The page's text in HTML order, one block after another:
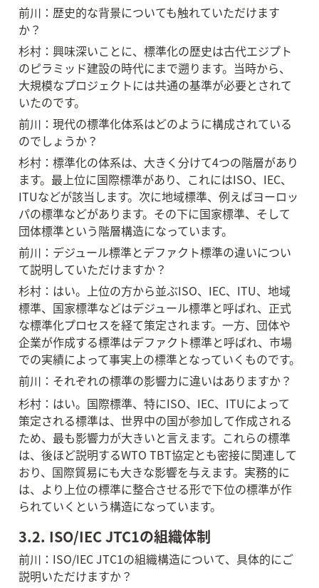
前川：歴史的な背景についても触れていただけます
か？
杉村：興味深いことに、標準化の歴史は古代エジプト
のピラミッド建設の時代にまで遡ります。当時から、
大規模なプロジェクトには共通の基準が必要とされて
いたのです。
前川：現代の標準化体系はどのように構成されている
のでしょうか？
杉村：標準化の体系は、大きく分けて4つの階層があり
ます。最上位に国際標準があり、これにはISO、IEC、
ITUなどが該当します。次に地域標準、例えばヨーロッ
パの標準などがあります。その下に国家標準、そして
団体標準という階層構造になっています。
前川：デジュール標準とデファクト標準の違いについ
て説明していただけますか？
杉村：はい。上位の方から並ぶISO、IEC、ITU、地域
標準、国家標準などはデジュール標準と呼ばれ、正式
な標準化プロセスを経て策定されます。一方、団体や
企業が作成する標準はデファクト標準と呼ばれ、市場
での実績によって事実上の標準となっていくものです。
前川：それぞれの標準の影響力に違いはありますか？
杉村：はい。国際標準、特にISO、IEC、ITUによって
策定される標準は、世界中の国が参加して作成される
ため、最も影響力が大きいと言えます。これらの標準
は、後ほど説明するWTO TBT協定とも密接に関連して
おり、国際貿易にも大きな影響を与えます。実務的に
は、より上位の標準に整合させる形で下位の標準が作
られていくという構造になっています。
3.2. ISO/IEC JTC1の組織体制
前川：ISO/IEC JTC1の組織構造について、具体的にご
説明いただけますか？